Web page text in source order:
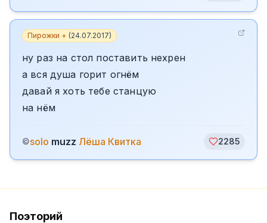
Пирожки + (24.07.2017)
ну раз на стол поставить нехрен
а вся душа горит огнём
давай я хоть тебе станцую
на нём
©solo muzz Лёша Квитка 2285
Поэторий